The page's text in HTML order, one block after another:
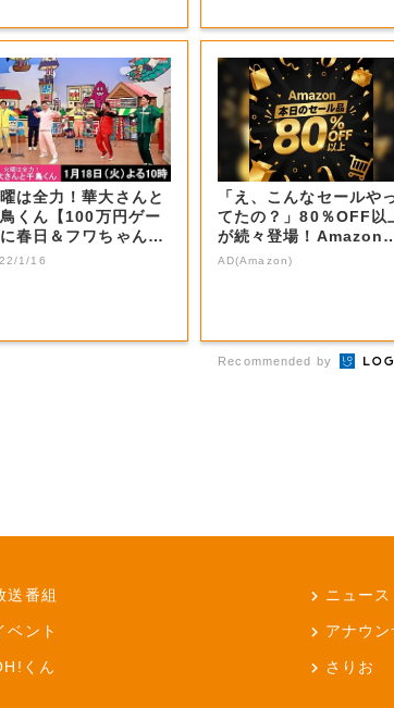
は全力！華大さんと
くん【100万円ゲー
春日＆フワちゃん参
】 | ...
1/16
「え、こんなセールや
てたの？」80％OFF以
が続々登場！Amazon
本気が...
AD(Amazon)
Recommended by
送番組 ニュース
ベント アナウン
くん さりお